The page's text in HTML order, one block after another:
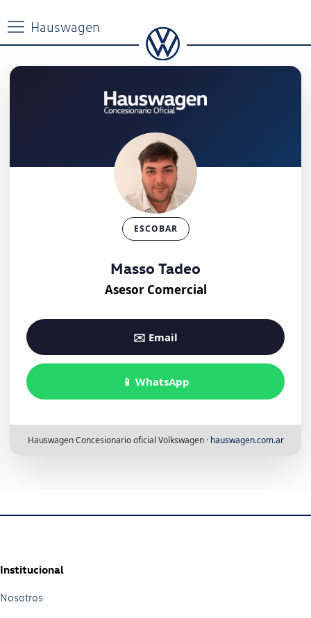
ESCOBAR
Masso Tadeo
Asesor Comercial
✉️ Email
📱 WhatsApp
Hauswagen Concesionario oficial Volkswagen · hauswagen.com.ar
Institucional
Nosotros